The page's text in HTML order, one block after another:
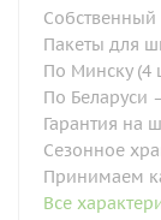
Собственный
Пакеты для
По Минску (4
По Беларуси
Гарантия на
Сезонное
Принимаем
Все